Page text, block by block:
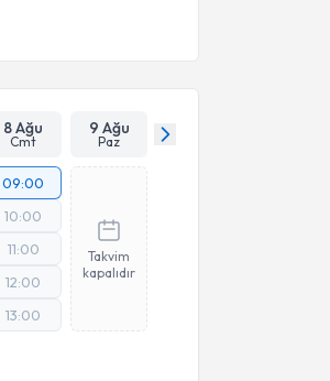
8 Ağu
Cmt
9 Ağu
Paz
09:00
10:00
11:00
12:00
13:00
Takvim
kapalıdır